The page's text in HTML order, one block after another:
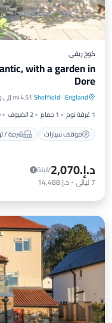
كوخ ريفي
with a garden in
Dore
England
·
Sheffield 4.51 mi إلى وسط المدينة
1 غرفة نوم
1 حمام 2 الضيوف
موقف سيارات
شرفة /
إنترنت
د.إ.‏2,070
/ليلة
7ليالي- د.إ.‏14,488